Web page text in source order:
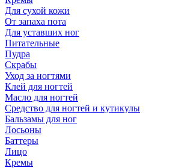
Для сухой кожи
От запаха пота
Для уставших ног
Питательные
Пудра
Скрабы
Уход за ногтями
Клей для ногтей
Масло для ногтей
Средство для ногтей и кутикулы
Бальзамы для ног
Лосьоны
Баттеры
Лицо
Кремы